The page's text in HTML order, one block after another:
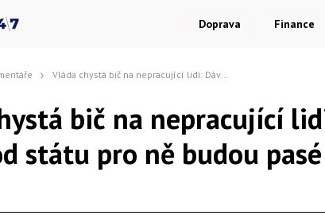
Doprava Finance
Vláda chystá bič na nepracující lidi: Dávky od státu pro ně budou pasé
bič na nepracující
státu pro ně budou pasé